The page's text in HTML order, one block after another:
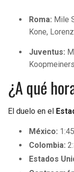
Roma: Mile
Kone,
Juventus:
¿A qué
El duelo en el
México:
Colombia:
Estados